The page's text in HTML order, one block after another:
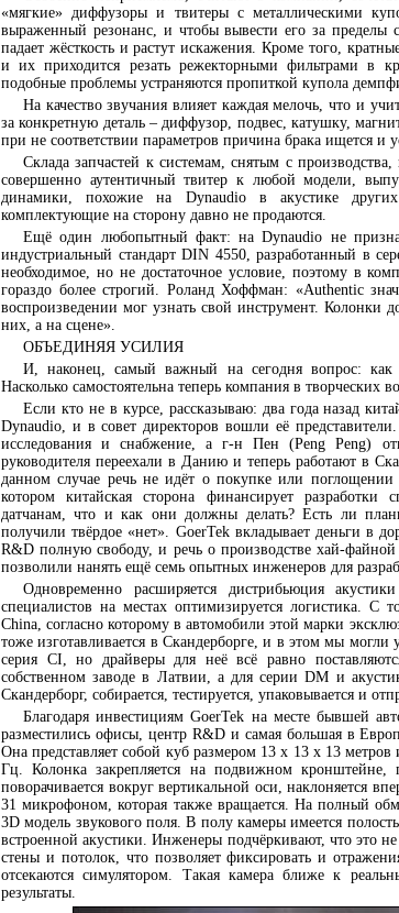
«мягкие» диффузоры и твитеры с металлическими
выраженный резонанс, и чтобы вывести его за
падает жёсткость и растут искажения. Кроме того,
и их приходится резать режекторными фильтрами в
подобные проблемы устраняются пропиткой купола
На качество звучания влияет каждая мелочь, что и
за конкретную деталь – диффузор, подвес, катушку,
при не соответствии параметров причина брака ищется и
Склада запчастей к системам, снятым с
совершенно аутентичный твитер к любой модели,
динамики, похожие на Dynaudio в акустике
комплектующие на сторону давно не продаются.
Ещё один любопытный факт: на Dynaudio не
индустриальный стандарт DIN 4550, разработанный в
необходимое, но не достаточное условие, поэтому в
гораздо более строгий. Роланд Хоффман: «Authentic
воспроизведении мог узнать свой инструмент. Колонки
них, а на сцене».
ОБЪЕДИНЯЯ УСИЛИЯ
И, наконец, самый важный на сегодня вопрос: как
Насколько самостоятельна теперь компания в творческих
Если кто не в курсе, рассказываю: два года назад
Dynaudio, и в совет директоров вошли её
исследования и снабжение, а г-н Пен (Peng Peng)
руководителя переехали в Данию и теперь работают в
данном случае речь не идёт о покупке или поглощении
котором китайская сторона финансирует
датчанам, что и как они должны делать? Есть ли
получили твёрдое «нет». GoerTek вкладывает деньги в
R&D полную свободу, и речь о производстве хай-
позволили нанять ещё семь опытных инженеров для
Одновременно расширяется дистрибьюция
специалистов на местах оптимизируется логистика. С
China, согласно которому в автомобили этой марки
тоже изготавливается в Скандерборге, и в этом мы могли
серия CI, но драйверы для неё всё равно
собственном заводе в Латвии, а для серии DM и
Скандерборг, собирается, тестируется, упаковывается и
Благодаря инвестициям GoerTek на месте бывшей
разместились офисы, центр R&D и самая большая в
Она представляет собой куб размером 13 х 13 х 13 метров
Гц. Колонка закрепляется на подвижном
поворачивается вокруг вертикальной оси, наклоняется
31 микрофоном, которая также вращается. На полный
3D модель звукового поля. В полу камеры имеется
встроенной акустики. Инженеры подчёркивают, что это
стены и потолок, что позволяет фиксировать и
отсекаются симулятором. Такая камера ближе к
результаты.